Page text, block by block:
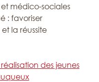
médico-sociales
: favoriser
la réussite
des jeunes